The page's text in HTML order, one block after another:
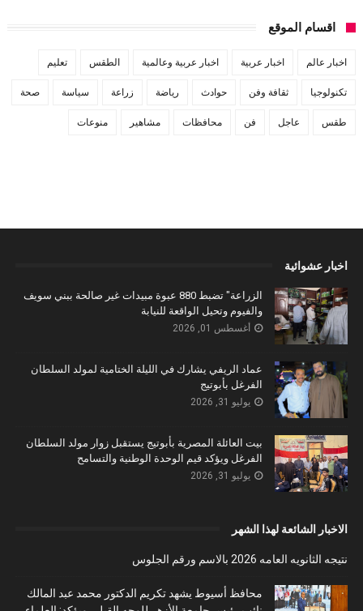
اقسام الموقع
اخبار عالم اخبار عربية اخبار عربية وعالمية الطقس تعليم
تكنولوجيا ثقافة وفن حوادث رياضة زراعة سياسة صحة
طقس عاجل فن محافظات مشاهير منوعات
اخبار عشوائية
الزراعة" تضبط 880 عبوة مبيدات غير صالحة ببني سويف
والفيوم وتحيل الواقعة للنيابة
أغسطس 01, 2026
عماد الريفي يشارك في الليلة الختامية لمولد السلطان
الفرغل بأبوتيج
يوليو 31, 2026
بيت العائلة المصرية بأبوتيج يستقبل زوار مولد السلطان
الفرغل ويؤكد قيم الوحدة الوطنية والتسامح
يوليو 31, 2026
الاخبار الشائعة لهذا الشهر
نتيجه الثانويه العامه 2026 بالاسم ورقم الجلوس
محافظ أسيوط يشهد تكريم الدكتور محمد عبد المالك